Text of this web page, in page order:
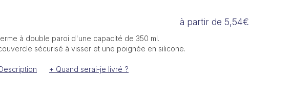
à partir de 5,54€
à double paroi d'une capacité de 350 ml.
sécurisé à visser et une poignée en silicone.
+ Quand serai-je livré ?